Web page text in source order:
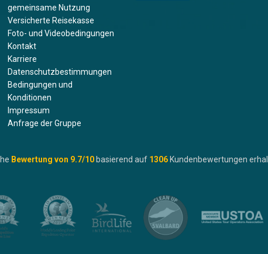
gemeinsame Nutzung
Versicherte Reisekasse
Foto- und Videobedingungen
Kontakt
Karriere
Datenschutzbestimmungen
Bedingungen und
Konditionen
Impressum
Anfrage der Gruppe
Bewertung von 9.7/10 basierend auf 1306 Kundenbewertungen